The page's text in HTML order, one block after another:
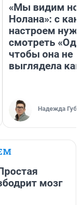
«Мы видим
Нолана»: с
настроем
смотреть
чтобы она не
выглядела как
Надежда
мозг